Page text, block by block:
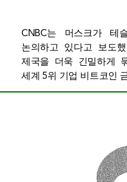
CNBC는 머스크가 테
논의하고 있다고 보도
제국을 더욱 긴밀하게
세계 5위 기업 비트코인